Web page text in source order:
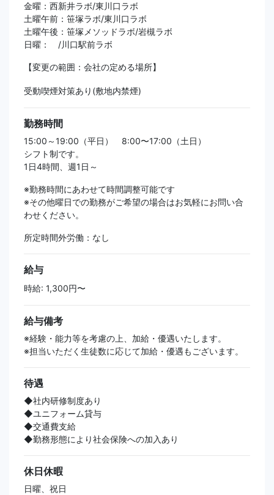
金曜：西新井ラボ/東川口ラボ
土曜午前：笹塚ラボ/東川口ラボ
土曜午後：笹塚メソッドラボ/岩槻ラボ
日曜： /川口駅前ラボ
【変更の範囲：会社の定める場所】
受動喫煙対策あり(敷地内禁煙)
勤務時間
15:00～19:00（平日） 8:00〜17:00（土日）
シフト制です。
1日4時間、週1日～
※勤務時間にあわせて時間調整可能です
※その他曜日での勤務がご希望の場合はお気軽にお問い合
わせください。
所定時間外労働：なし
給与
時給: 1,300円〜
給与備考
※経験・能力等を考慮の上、加給・優遇いたします。
※担当いただく生徒数に応じて加給・優遇もございます。
待遇
◆社内研修制度あり
◆ユニフォーム貸与
◆交通費支給
◆勤務形態により社会保険への加入あり
休日休暇
日曜、祝日